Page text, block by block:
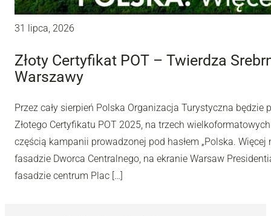
31 lipca, 2026
Złoty Certyfikat POT – Twierdza
Warszawy
Przez cały sierpień Polska Organizacja Turystyczna
Złotego Certyfikatu POT 2025, na trzech
częścią kampanii prowadzonej pod hasłem „Polska.
fasadzie Dworca Centralnego, na ekranie Warsaw
fasadzie centrum Plac […]